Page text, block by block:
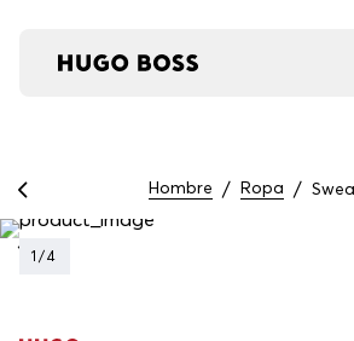
Hombre Ropa
1 /4
Asistente Virtual
en línea